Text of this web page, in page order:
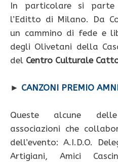
In particolare si
l’Editto di Milano. Da
un cammino di fede e
degli Olivetani della
del Centro Culturale
► CANZONI PREMIO
Queste alcune
associazioni che
dell’evento: A.I.D.O.
Artigiani, Amici